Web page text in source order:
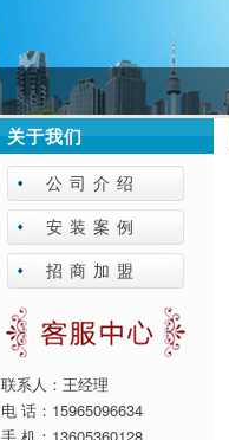
关于我们
公司介绍
安装案例
招商加盟
联系人：王经理
电 话：15965096634